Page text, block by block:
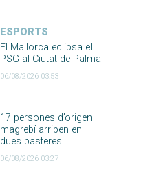
ESPORTS
El Mallorca eclipsa el
PSG al Ciutat de Palma
06/08/2026 03:53
17 persones d’origen
magrebí arriben en
dues pasteres
06/08/2026 03:27